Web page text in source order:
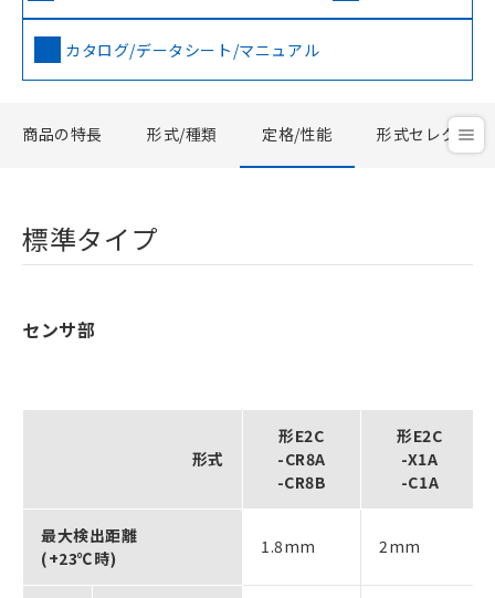
カタログ/データシート/マニュアル
商品の特長 形式/種類 定格/性能 形式セレクタ
標準タイプ
センサ部
形式
形E2C
-CR8A
-CR8B
形E2C
-X1A
-C1A
最大検出距離
(+23℃時)
1.8mm 2mm